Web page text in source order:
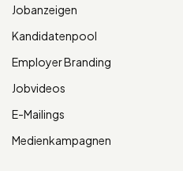
Jobanzeigen
Kandidatenpool
Employer Branding
Jobvideos
E-Mailings
Medienkampagnen